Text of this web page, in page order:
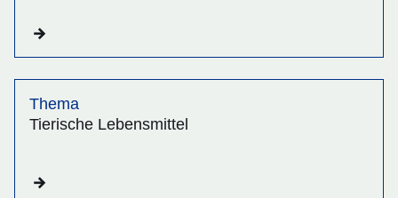
Thema
Tierische Lebensmittel